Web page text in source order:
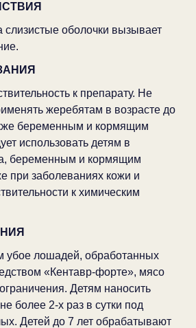
слизистые оболочки вызывает
к препарату. Не
жеребятам в возрасте до
беременным и кормящим
использовать детям в
беременным и кормящим
при заболеваниях кожи и
к химическим
убое лошадей, обработанных
«Кентавр-форте», мясо
Детям наносить
более 2-х раз в сутки под
Детей до 7 лет обрабатывают